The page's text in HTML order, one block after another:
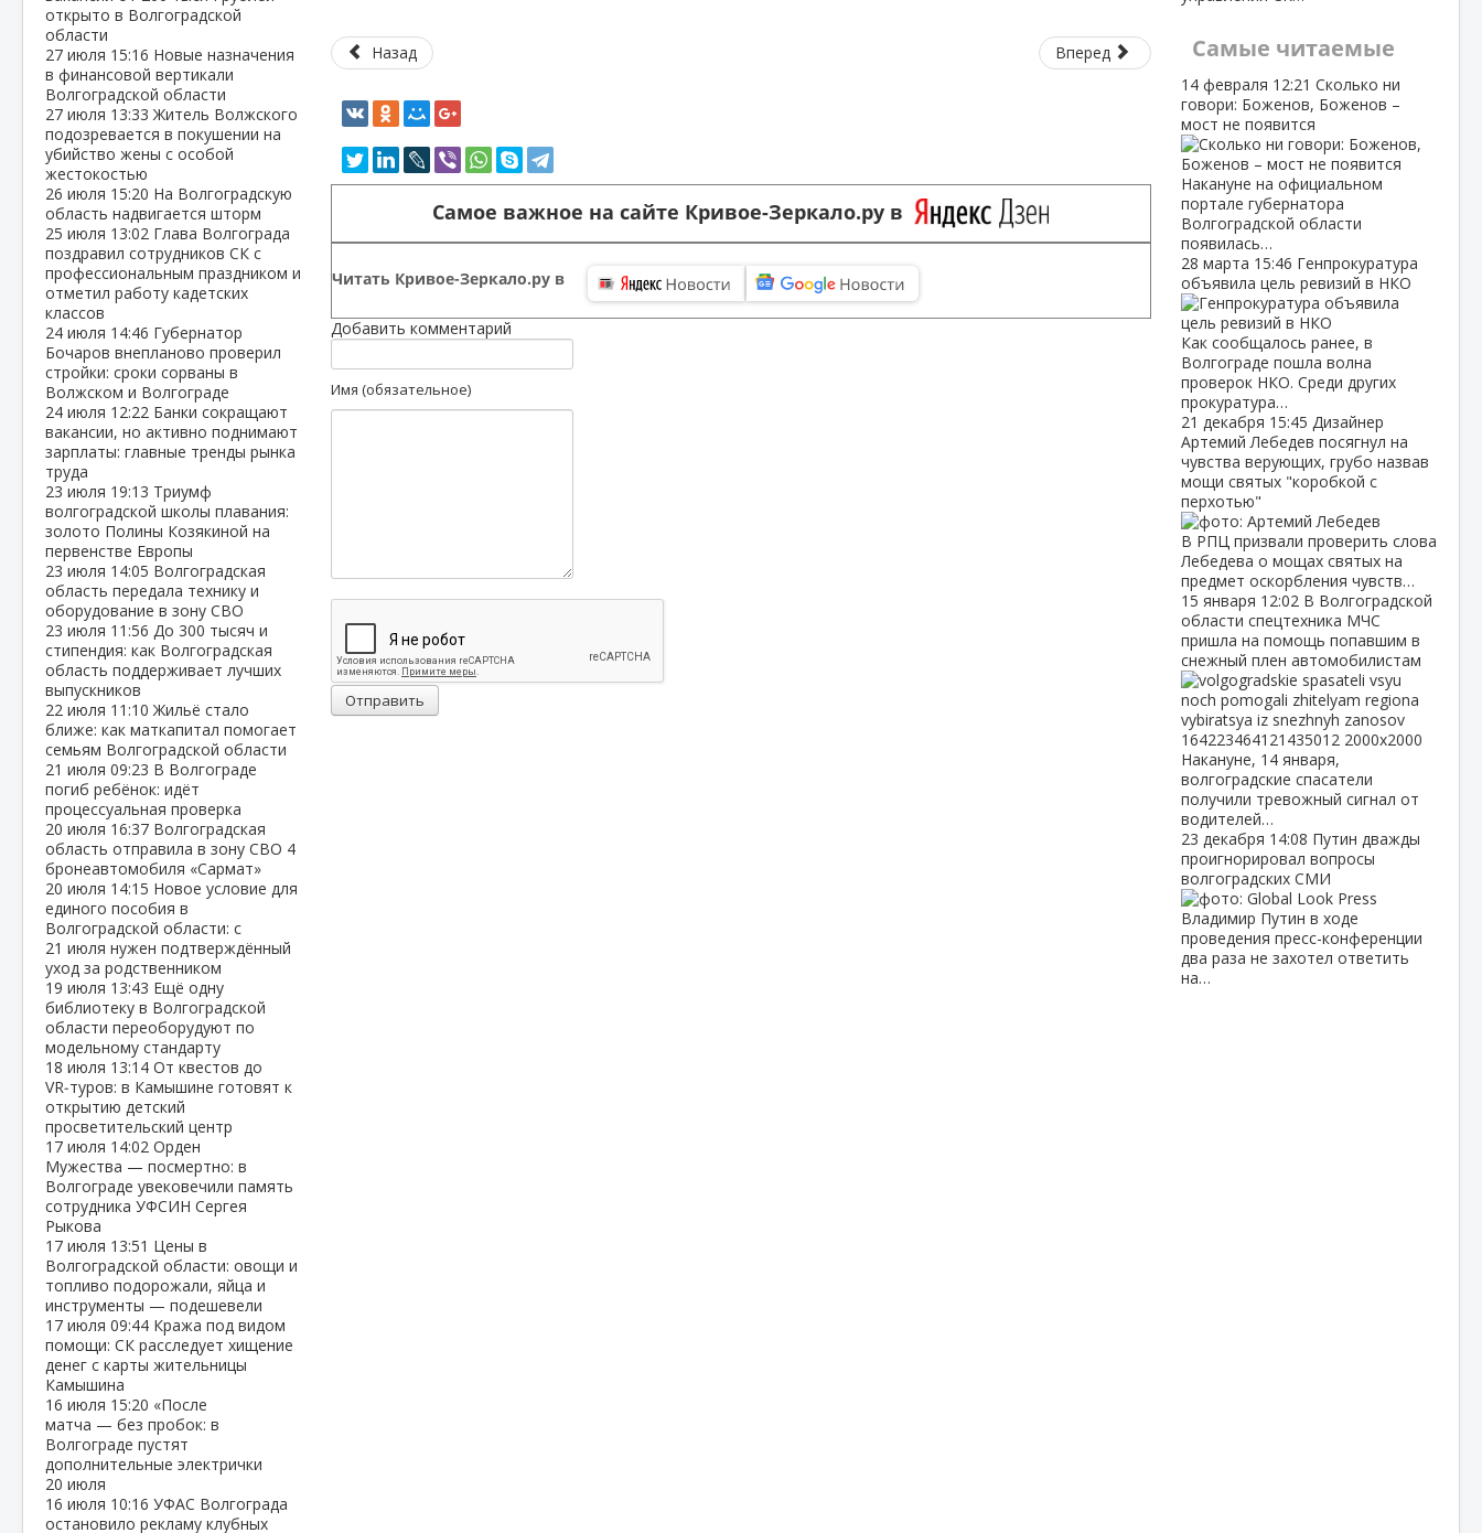
открыто в Волгоградской
области
27 июля 15:16 Новые назначения
в финансовой вертикали
Волгоградской области
27 июля 13:33Житель Волжского
подозревается в покушении на
убийство жены с особой
жестокостью
26 июля 15:20 На Волгоградскую
область надвигается шторм
25 июля 13:02 Глава Волгограда
поздравил сотрудников СК с
профессиональным праздником и
отметил работу кадетских
классов
24 июля 14:46 Губернатор
Бочаров внепланово проверил
стройки: сроки сорваны в
Волжском и Волгограде
24 июля 12:22 Банки сокращают
вакансии, но активно поднимают
зарплаты: главные тренды рынка
труда
23 июля 19:13 Триумф
волгоградской школы плавания:
золото Полины Козякиной на
первенстве Европы
23 июля 14:05 Волгоградская
область передала технику и
оборудование в зону СВО
23 июля 11:56 До 300 тысяч и
стипендия: как Волгоградская
область поддерживает лучших
выпускников
22 июля 11:10Жильё стало
ближе: как маткапитал помогает
семьям Волгоградской области
21 июля 09:23 В Волгограде
погиб ребёнок: идёт
процессуальная проверка
20 июля 16:37 Волгоградская
область отправила в зону СВО 4
бронеавтомобиля «Сармат»
20 июля 14:15 Новое условие для
единого пособия в
Волгоградской области: с
21 июля нужен подтверждённый
уход за родственником
19 июля 13:43 Ещё одну
библиотеку в Волгоградской
области переоборудуют по
модельному стандарту
18 июля 13:14 От квестов до
VR‑туров: в Камышине готовят к
открытию детский
просветительский центр
17 июля 14:02 Орден
Мужества — посмертно: в
Волгограде увековечили память
сотрудника УФСИН Сергея
Рыкова
17 июля 13:51 Цены в
Волгоградской области: овощи и
топливо подорожали, яйца и
инструменты — подешевели
17 июля 09:44 Кража под видом
помощи: СК расследует хищение
денег с карты жительницы
Камышина
16 июля 15:20 «После
матча — без пробок: в
Волгограде пустят
дополнительные электрички
20 июля
16 июля 10:16 УФАС Волгограда
остановило рекламу клубных
Назад Вперед
Самое важное на сайте Кривое-Зеркало.ру в
Читать Кривое-Зеркало.ру в
Добавить комментарий
Имя (обязательное)
Отправить
Самые читаемые
14 февраля 12:21 Сколько ни
говори: Боженов, Боженов –
мост не появится
Накануне на официальном
портале губернатора
Волгоградской области
появилась…
28 марта 15:46 Генпрокуратура
объявила цель ревизий в НКО
Как сообщалось ранее, в
Волгограде пошла волна
проверок НКО. Среди других
прокуратура…
21 декабря 15:45 Дизайнер
Артемий Лебедев посягнул на
чувства верующих, грубо назвав
мощи святых "коробкой с
перхотью"
В РПЦ призвали проверить слова
Лебедева о мощах святых на
предмет оскорбления чувств…
15 января 12:02 В Волгоградской
области спецтехника МЧС
пришла на помощь попавшим в
снежный плен автомобилистам
Накануне, 14 января,
волгоградские спасатели
получили тревожный сигнал от
водителей…
23 декабря 14:08 Путин дважды
проигнорировал вопросы
волгоградских СМИ
Владимир Путин в ходе
проведения пресс-конференции
два раза не захотел ответить
на…